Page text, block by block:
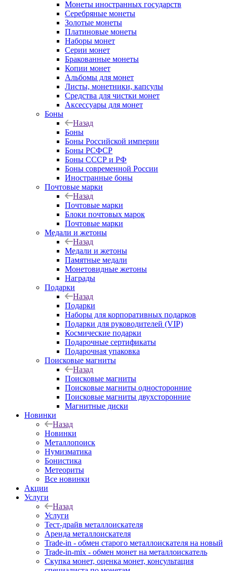
Монеты иностранных государств
Серебряные монеты
Золотые монеты
Платиновые монеты
Наборы монет
Серии монет
Бракованные монеты
Копии монет
Альбомы для монет
Листы, монетники, капсулы
Средства для чистки монет
Аксессуары для монет
Боны
Назад
Боны
Боны Российской империи
Боны РСФСР
Боны СССР и РФ
Боны современной России
Иностранные боны
Почтовые марки
Назад
Почтовые марки
Блоки почтовых марок
Почтовые марки
Медали и жетоны
Назад
Медали и жетоны
Памятные медали
Монетовидные жетоны
Награды
Подарки
Назад
Подарки
Наборы для корпоративных подарков
Подарки для руководителей (VIP)
Космические подарки
Подарочные сертификаты
Подарочная упаковка
Поисковые магниты
Назад
Поисковые магниты
Поисковые магниты односторонние
Поисковые магниты двухсторонние
Магнитные диски
Новинки
Назад
Новинки
Металлопоиск
Нумизматика
Бонистика
Метеориты
Все новинки
Акции
Услуги
Назад
Услуги
Тест-драйв металлоискателя
Аренда металлоискателя
Trade-in - обмен старого металлоискателя на новый
Trade-in-mix - обмен монет на металлоискатель
Скупка монет, оценка монет, консультация